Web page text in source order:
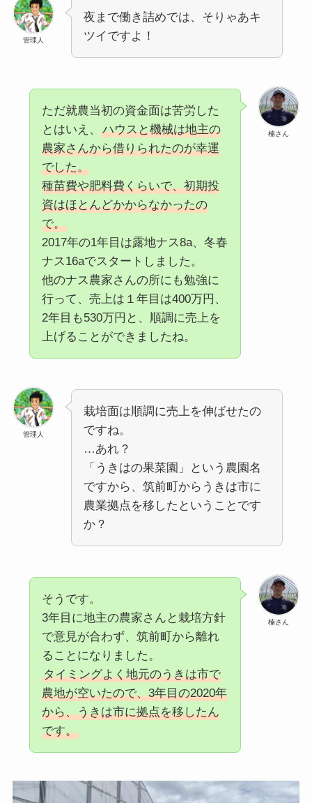
管理人
夜まで働き詰めでは、そりゃあキ
ツイですよ！
楠さん
ただ就農当初の資金面は苦労した
とはいえ、
ハウスと機械は地主の
農家さんから借りられたのが幸運
でした。
種苗費や肥料費くらいで、初期投
資はほとんどかからなかったの
で。
2017年の1年目は露地ナス8a、冬春
ナス16aでスタートしました。
他のナス農家さんの所にも勉強に
行って、売上は１年目は400万円、
2年目も530万円と、順調に売上を
上げることができましたね。
管理人
栽培面は順調に売上を伸ばせたの
ですね。
…あれ？
「うきはの果菜園」という農園名
ですから、筑前町からうきは市に
農業拠点を移したということです
か？
楠さん
そうです。
3年目に地主の農家さんと栽培方針
で意見が合わず、筑前町から離れ
ることになりました。
タイミングよく地元のうきは市で
農地が空いたので、3年目の2020年
から、うきは市に拠点を移したん
です。